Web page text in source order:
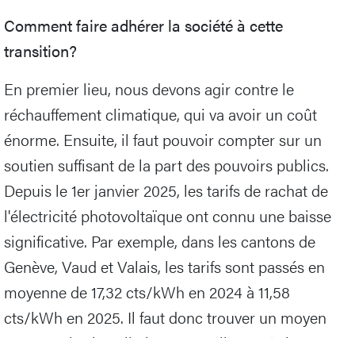
Comment faire adhérer la société à cette
transition?
En premier lieu, nous devons agir contre le
réchauffement climatique, qui va avoir un coût
énorme. Ensuite, il faut pouvoir compter sur un
soutien suffisant de la part des pouvoirs publics.
Depuis le 1er janvier 2025, les tarifs de rachat de
l'électricité photovoltaïque ont connu une baisse
significative. Par exemple, dans les cantons de
Genève, Vaud et Valais, les tarifs sont passés en
moyenne de 17,32 cts/kWh en 2024 à 11,58
cts/kWh en 2025. Il faut donc trouver un moyen